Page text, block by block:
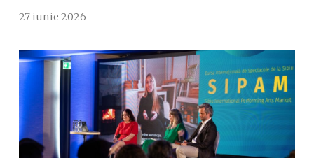
27 iunie 2026